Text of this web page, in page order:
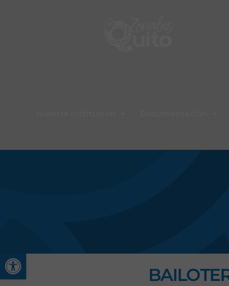
Abrir barra de herramientas